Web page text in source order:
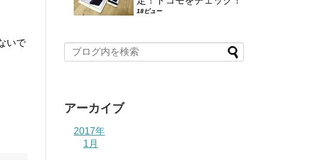
いで
18ビュー
アーカイブ
2017年
1月